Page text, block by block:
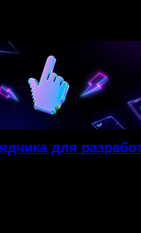
для